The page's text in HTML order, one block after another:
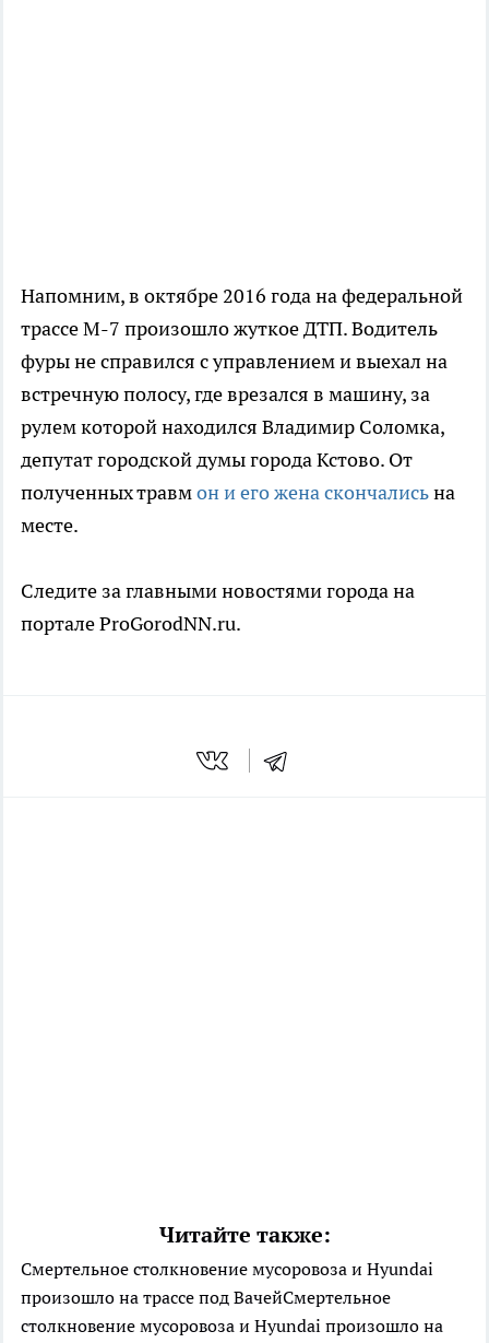
Напомним, в октябре 2016 года на федеральной
трассе М-7 произошло жуткое ДТП. Водитель
фуры не справился с управлением и выехал на
встречную полосу, где врезался в машину, за
рулем которой находился Владимир Соломка,
депутат городской думы города Кстово. От
полученных травмон и его жена скончалисьна
месте.
Следите за главными новостями города на
портале ProGorodNN.ru.
Читайте также:
Смертельное столкновение мусоровоза и Hyundai
произошло на трассе под ВачейСмертельное
столкновение мусоровоза и Hyundai произошло на